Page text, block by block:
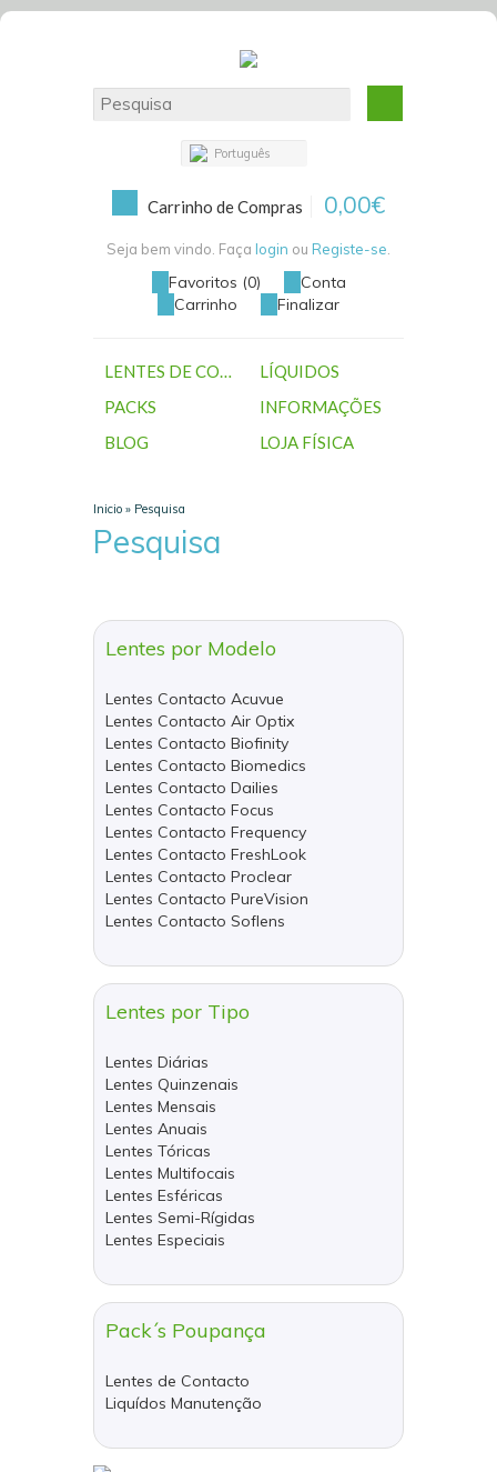
Português
Carrinho de Compras 0,00€
Seja bem vindo. Faça login ou Registe-se
Favoritos (0)
Conta
Carrinho
Finalizar
LENTES DE CONTACTO
LÍQUIDOS
PACKS
INFORMAÇÕES
BLOG
LOJA FÍSICA
Inicio » Pesquisa
Pesquisa
Lentes por Modelo
Lentes Contacto Acuvue
Lentes Contacto Air Optix
Lentes Contacto Biofinity
Lentes Contacto Biomedics
Lentes Contacto Dailies
Lentes Contacto Focus
Lentes Contacto Frequency
Lentes Contacto FreshLook
Lentes Contacto Proclear
Lentes Contacto PureVision
Lentes Contacto Soflens
Lentes por Tipo
Lentes Diárias
Lentes Quinzenais
Lentes Mensais
Lentes Anuais
Lentes Tóricas
Lentes Multifocais
Lentes Esféricas
Lentes Semi-Rígidas
Lentes Especiais
Pack´s Poupança
Lentes de Contacto
Liquídos Manutenção